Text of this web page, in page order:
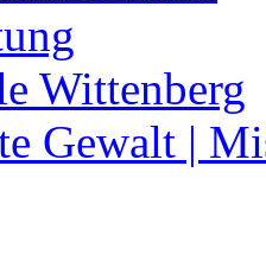
Wittenberg
Gewalt |